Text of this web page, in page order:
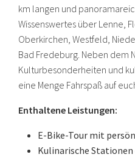
km langen und
Wissenswertes über Lenne,
Oberkirchen, Westfeld,
Bad Fredeburg. Neben dem
Kulturbesonderheiten und
eine Menge Fahrspaß auf
Enthaltene Leistungen:
E-Bike-Tour mit
Kulinarische